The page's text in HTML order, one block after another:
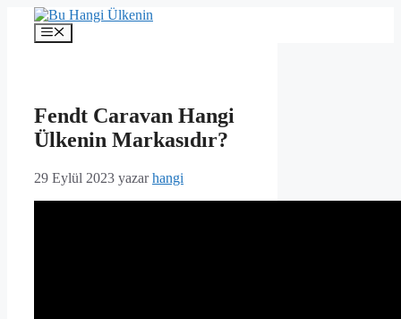
İçeriğe
Menü
Fendt Caravan Hangi
Ülkenin Markasıdır?
29 Eylül 2023 yazarhangi